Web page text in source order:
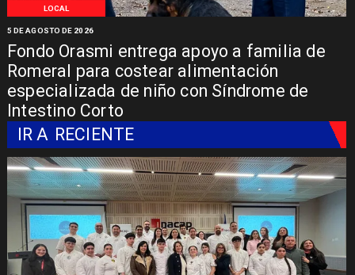
LOCAL
Fondo Orasmi entrega apoyo a familia de
Romeral para costear alimentación
especializada de niño con Síndrome de
Intestino Corto
5 DE AGOSTO DE 2026
IR A RECIENTE